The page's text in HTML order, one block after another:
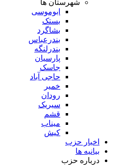
شهرستان ها
ابوموسی
بستک
بشاگرد
بندرعباس
بندرلنگه
پارسیان
جاسک
حاجی آباد
خمیر
رودان
سیریک
قشم
میناب
کیش
اخبار حزب
بیانیه ها
درباره حزب